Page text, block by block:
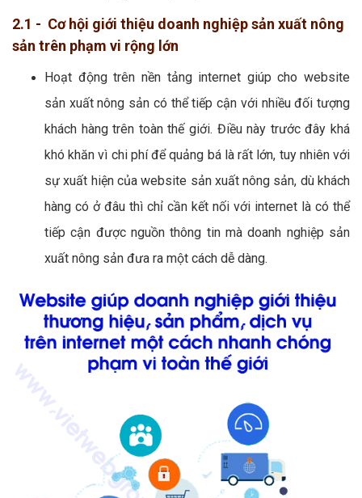
2.1 - Cơ hội giới thiệu doanh nghiệp sản xuất nông
sản trên phạm vi rộng lớn
Hoạt động trên nền tảng internet giúp cho website
sản xuất nông sản có thể tiếp cận với nhiều đối tượng
khách hàng trên toàn thế giới. Điều này trước đây khá
khó khăn vì chi phí để quảng bá là rất lớn, tuy nhiên với
sự xuất hiện của website sản xuất nông sản, dù khách
hàng có ở đâu thì chỉ cần kết nối với internet là có thể
tiếp cận được nguồn thông tin mà doanh nghiệp sản
xuất nông sản đưa ra một cách dễ dàng.